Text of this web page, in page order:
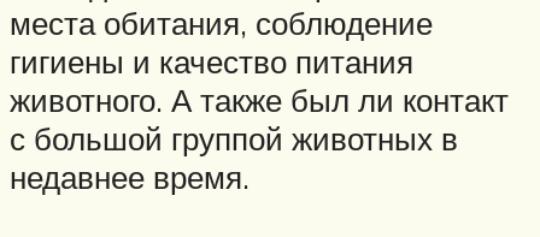
места обитания, соблюдение
гигиены и качество питания
животного. А также был ли контакт
с большой группой животных в
недавнее время.